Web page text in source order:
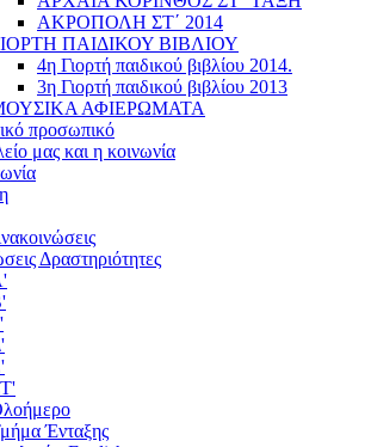
ΑΚΡΟΠΟΛΗ ΣΤ΄ 2014
ΠΑΙΔΙΚΟΥ ΒΙΒΛΙΟΥ
4η Γιορτή παιδικού βιβλίου 2014.
3η Γιορτή παιδικού βιβλίου 2013
ΑΦΙΕΡΩΜΑΤΑ
προσωπικό
μας και η κοινωνία
Δραστηριότητες
Ένταξης